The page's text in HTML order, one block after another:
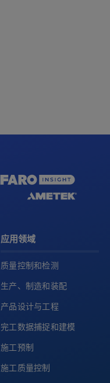
应用领域
质量控制和检测
生产、制造和装配
产品设计与工程
完工数据捕捉和建模
施工预制
施工质量控制